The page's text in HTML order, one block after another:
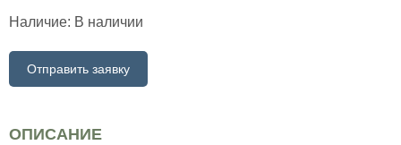
Наличие: В наличии
Отправить заявку
ОПИСАНИЕ